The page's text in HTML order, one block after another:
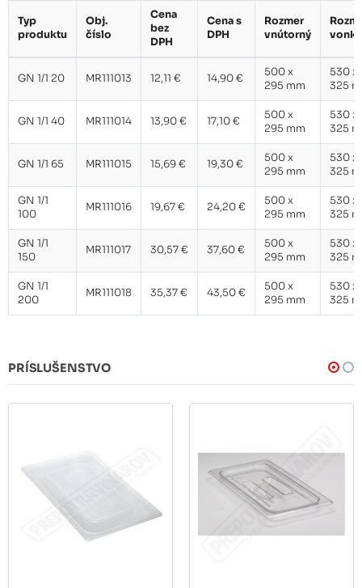
Typ
produktu
Obj.
číslo
Cena
bez
DPH
Cena s
DPH
Rozmer
vnútorný
GN 1/1 20 MR111013 12,11 € 14,90 €
500 x
295 mm
530 x
325
GN 1/1 40 MR111014 13,90 € 17,10 €
500 x
295 mm
530 x
325
GN 1/1 65 MR111015 15,69 € 19,30 €
500 x
295 mm
530 x
325
GN 1/1
100
MR111016 19,67 € 24,20 €
500 x
295 mm
530 x
325
GN 1/1
150
MR111017 30,57 € 37,60 €
500 x
295 mm
530 x
325
GN 1/1
200
MR111018 35,37 € 43,50 €
500 x
295 mm
530 x
325
PRÍSLUŠENSTVO